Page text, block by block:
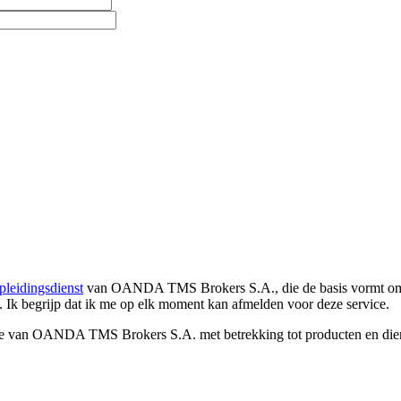
van OANDA TMS Brokers S.A., die de basis vormt
Ik begrijp dat ik me op elk moment kan afmelden voor deze service.
OANDA TMS Brokers S.A. met betrekking tot producten en